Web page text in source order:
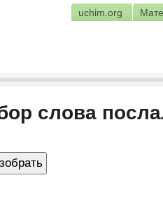
uchim.org
слова